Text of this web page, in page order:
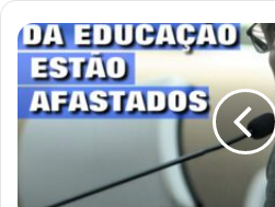
Educadores
dão
desfalque
de
30%
prestados.